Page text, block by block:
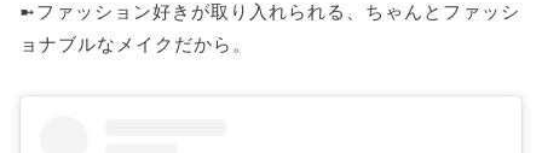
➼ファッション好きが取り入れられる、ちゃんとファッシ
ョナブルなメイクだから。